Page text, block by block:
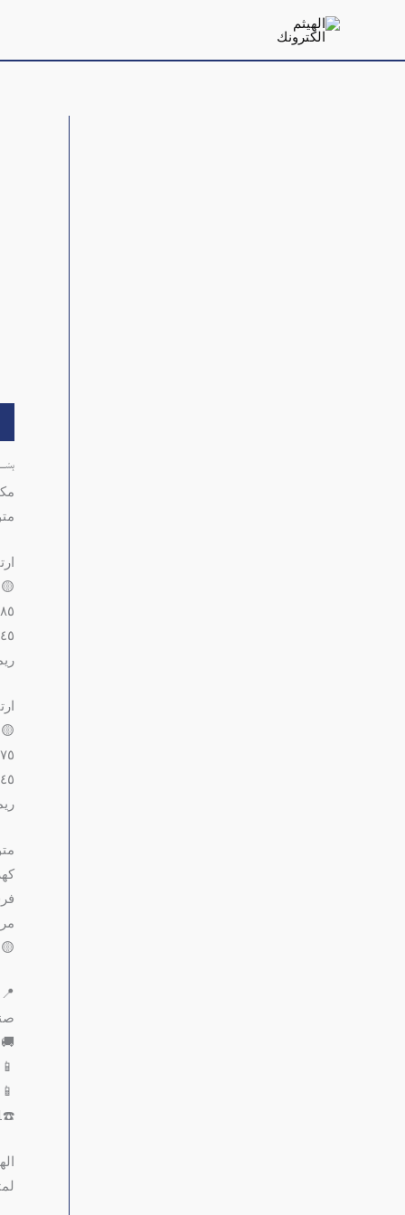
المحتوى
٨٥ وات
٤٥ لتر
٧٥ وات
٤٥ لتر
فرش
📱771999161
📱772271211
☎️01502041